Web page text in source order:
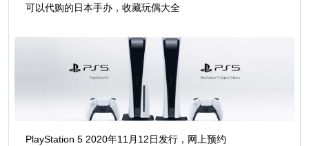
可以代购的日本手办，收藏玩偶大全
PlayStation 5 2020年11月12日发行，网上预约